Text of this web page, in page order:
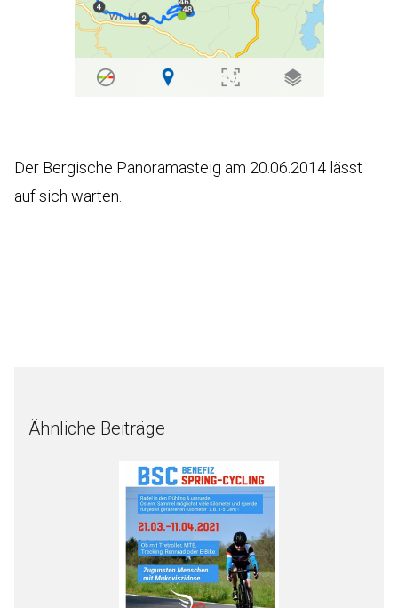
Der Bergische Panoramasteig am 20.06.2014 lässt
auf sich warten.
Ähnliche Beiträge